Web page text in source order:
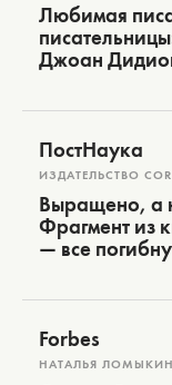
Любимая
Джоан
ПостНаука
ИЗДАТЕЛЬСТВО
Выращено, а
Фрагмент из
— все
Forbes
НАТАЛЬЯ